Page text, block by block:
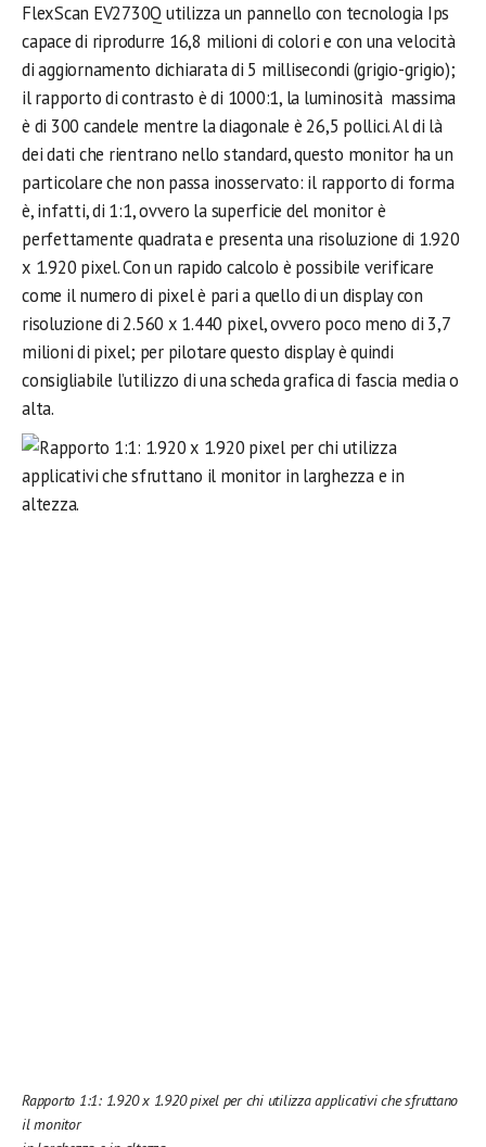
FlexScan EV2730Q utilizza un pannello con tecnologia Ips
capace di riprodurre 16,8 milioni di colori e con una velocità
di aggiornamento dichiarata di 5 millisecondi (grigio-grigio);
il rapporto di contrasto è di 1000:1, la luminosità massima
è di 300 candele mentre la diagonale è 26,5 pollici. Al di là
dei dati che rientrano nello standard, questo monitor ha un
particolare che non passa inosservato: il rapporto di forma
è, infatti, di 1:1, ovvero la superficie del monitor è
perfettamente quadrata e presenta una risoluzione di 1.920
x 1.920 pixel. Con un rapido calcolo è possibile verificare
come il numero di pixel è pari a quello di un display con
risoluzione di 2.560 x 1.440 pixel, ovvero poco meno di 3,7
milioni di pixel; per pilotare questo display è quindi
consigliabile l’utilizzo di una scheda grafica di fascia media o
alta.
Rapporto 1:1: 1.920 x 1.920 pixel per chi utilizza applicativi che sfruttano
il monitor